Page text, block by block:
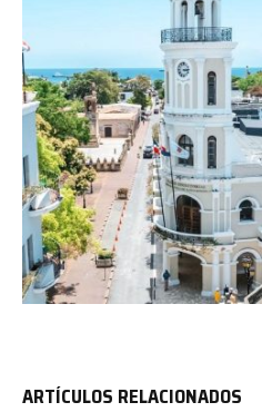
ARTÍCULOS RELACIONADOS